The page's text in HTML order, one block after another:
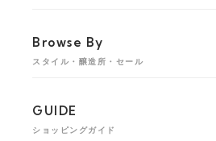
Browse By
スタイル・醸造所・セール
GUIDE
ショッピングガイド